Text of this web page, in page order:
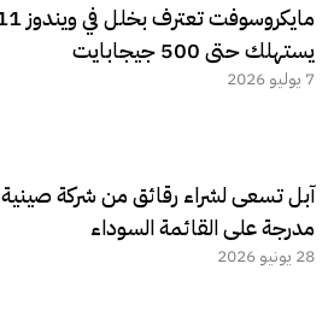
يستهلك حتى 500 جيجابايت
7 يوليو 2026
آبل تسعى لشراء رقائق من شركة صينية
مدرجة على القائمة السوداء
28 يونيو 2026